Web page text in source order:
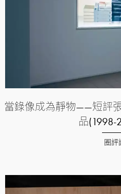
當錄像成為靜物——短評
品(1998-
圈評